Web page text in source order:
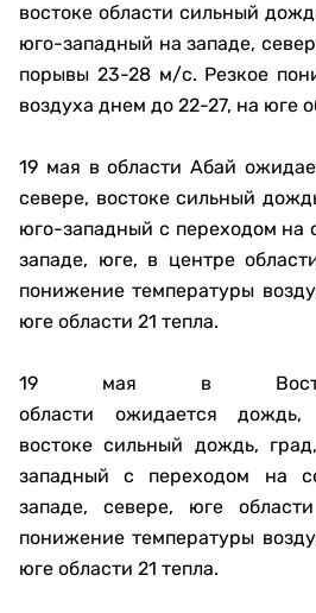
востоке области сильный
юго-западный на западе,
порывы 23-28 м/с. Резкое
воздуха днем до 22-27, на юге
19 мая в области Абай
севере, востоке сильный
юго-западный с переходом на
западе, юге, в центре
понижение температуры
юге области 21 тепла.
19 мая в Восточно-
области ожидается
востоке сильный дождь,
западный с переходом на
западе, севере, юге
понижение температуры
юге области 21 тепла.